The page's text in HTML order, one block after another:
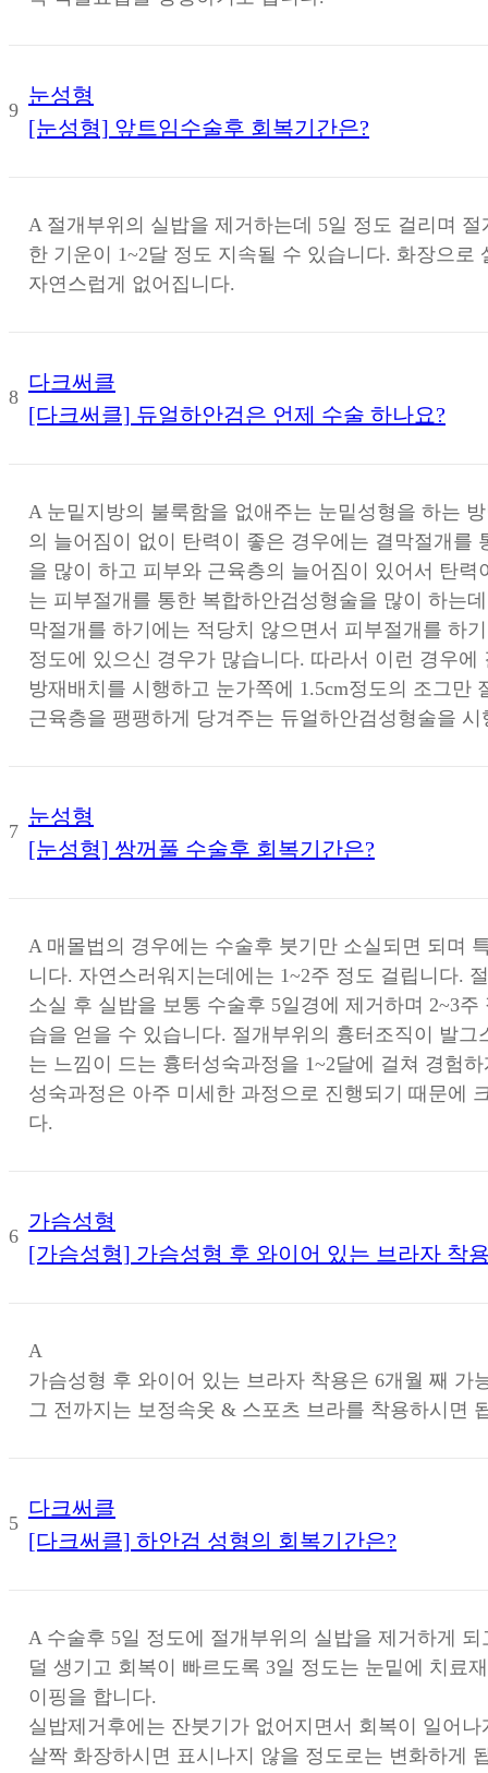
9
눈성형
[눈성형] 앞트임수술후 회복기간은?
A절개부위의 실밥을 제거하는데 5일 정도 걸리며
한 기운이 1~2달 정도 지속될 수 있습니다. 화장으로
자연스럽게 없어집니다.
8
다크써클
[다크써클] 듀얼하안검은 언제 수술 하나요?
A눈밑지방의 불룩함을 없애주는 눈밑성형을 하는
의 늘어짐이 없이 탄력이 좋은 경우에는 결막절개를
을 많이 하고 피부와 근육층의 늘어짐이 있어서 탄력
는 피부절개를 통한 복합하안검성형술을 많이 하는
막절개를 하기에는 적당치 않으면서 피부절개를 하
정도에 있으신 경우가 많습니다. 따라서 이런 경우에
방재배치를 시행하고 눈가쪽에 1.5cm정도의 조그만
근육층을 팽팽하게 당겨주는 듀얼하안검성형술을
7
눈성형
[눈성형] 쌍꺼풀 수술후 회복기간은?
A매몰법의 경우에는 수술후 붓기만 소실되면 되며
니다. 자연스러워지는데에는 1~2주 정도 걸립니다.
소실 후 실밥을 보통 수술후 5일경에 제거하며 2~3
습을 얻을 수 있습니다. 절개부위의 흉터조직이 발그
는 느낌이 드는 흉터성숙과정을 1~2달에 걸쳐 경험
성숙과정은 아주 미세한 과정으로 진행되기 때문에
다.
6
가슴성형
[가슴성형] 가슴성형 후 와이어 있는 브라자 착
A
가슴성형 후 와이어 있는 브라자 착용은 6개월 째 가
그 전까지는 보정속옷 & 스포츠 브라를 착용하시면
5
다크써클
[다크써클] 하안검 성형의 회복기간은?
A수술후 5일 정도에 절개부위의 실밥을 제거하게
덜 생기고 회복이 빠르도록 3일 정도는 눈밑에 치료
이핑을 합니다.
실밥제거후에는 잔붓기가 없어지면서 회복이 일어
살짝 화장하시면 표시나지 않을 정도로는 변화하게